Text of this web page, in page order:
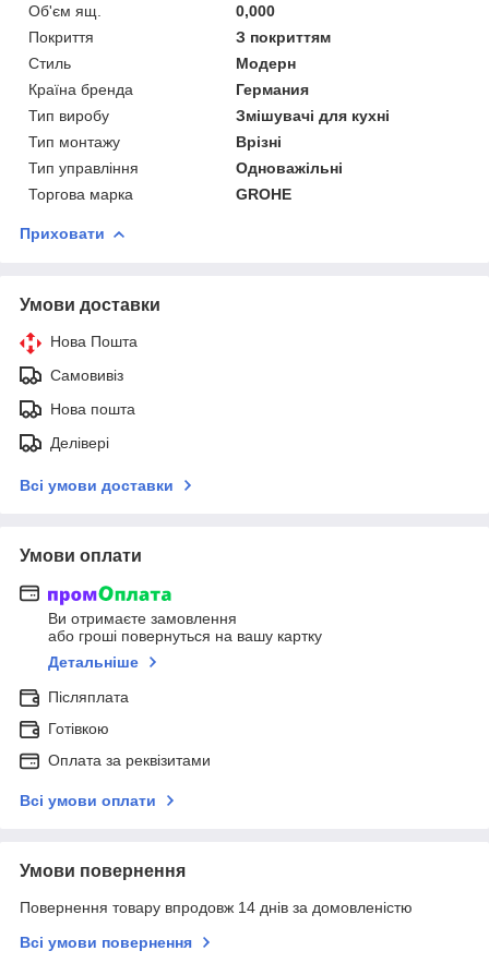
Об'єм ящ.
0,000
Покриття
З покриттям
Стиль
Модерн
Країна бренда
Германия
Тип виробу
Змішувачі для кухні
Тип монтажу
Врізні
Тип управління
Одноважільні
Торгова марка
GROHE
Приховати
Умови доставки
Нова Пошта
Самовивіз
Нова пошта
Делівері
Всі умови доставки
Умови оплати
Ви отримаєте замовлення
або гроші повернуться на вашу картку
Детальніше
Післяплата
Готівкою
Оплата за реквізитами
Всі умови оплати
Умови повернення
Повернення товару впродовж 14 днів за домовленістю
Всі умови повернення